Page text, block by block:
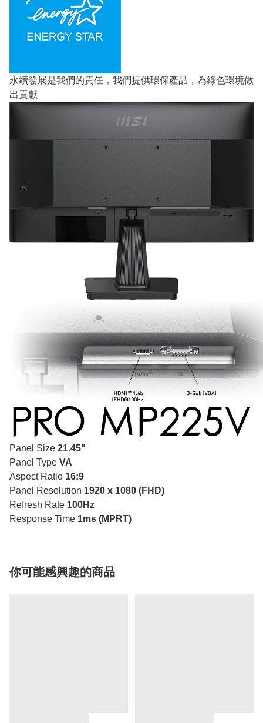
永續發展是我們的責任，我們提供環保產品，為綠色環境做
出貢獻
Panel Size 21.45"
Panel Type VA
Aspect Ratio 16:9
Panel Resolution 1920 x 1080 (FHD)
Refresh Rate 100Hz
Response Time 1ms (MPRT)
你可能感興趣的商品